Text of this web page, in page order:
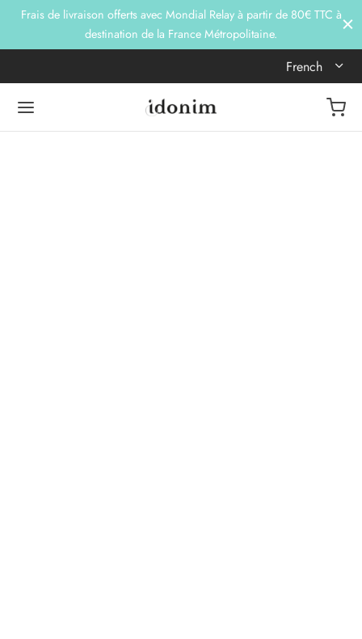
Frais de livraison offerts avec Mondial Relay à partir de 80€ TTC à
destination de la France Métropolitaine.
French